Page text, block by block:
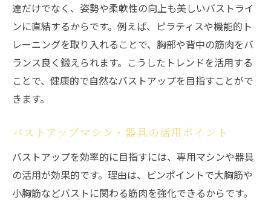
達だけでなく、姿勢や柔軟性の向上も美しいバストライ
ンに直結するからです。例えば、ピラティスや機能的ト
レーニングを取り入れることで、胸部や背中の筋肉をバ
ランス良く鍛えられます。こうしたトレンドを活用する
ことで、健康的で自然なバストアップを目指すことがで
きます。
バストアップマシン・器具の活用ポイント
バストアップを効率的に目指すには、専用マシンや器具
の活用が効果的です。理由は、ピンポイントで大胸筋や
小胸筋などバストに関わる筋肉を強化できるからです。